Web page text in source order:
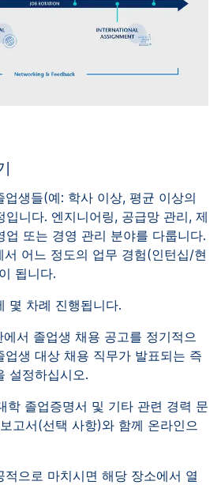
생들(예: 학사 이상, 평균 이상의
입니다. 엔지니어링, 공급망 관리, 제
업 또는 경영 관리 분야를 다룹니다.
서 어느 정도의 업무 경험(인턴십/현
됩니다.
몇 차례 진행됩니다.
서 졸업생 채용 공고를 정기적으
업생 대상 채용 직무가 발표되는 즉
설정하십시오.
학 졸업증명서 및 기타 관련 경력 문
고서(선택 사항)와 함께 온라인으
으로 마치시면 해당 장소에서 열